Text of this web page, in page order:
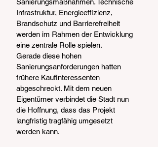
Sanierungsmaßnahmen. Technische
Infrastruktur, Energieeffizienz,
Brandschutz und Barrierefreiheit
werden im Rahmen der Entwicklung
eine zentrale Rolle spielen.
Gerade diese hohen
Sanierungsanforderungen hatten
frühere Kaufinteressenten
abgeschreckt. Mit dem neuen
Eigentümer verbindet die Stadt nun
die Hoffnung, dass das Projekt
langfristig tragfähig umgesetzt
werden kann.